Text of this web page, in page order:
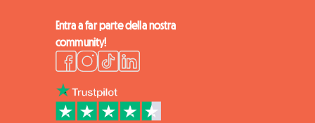
Entra a far parte della nostra
community!